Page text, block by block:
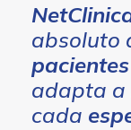
absoluto
adapta a
cada